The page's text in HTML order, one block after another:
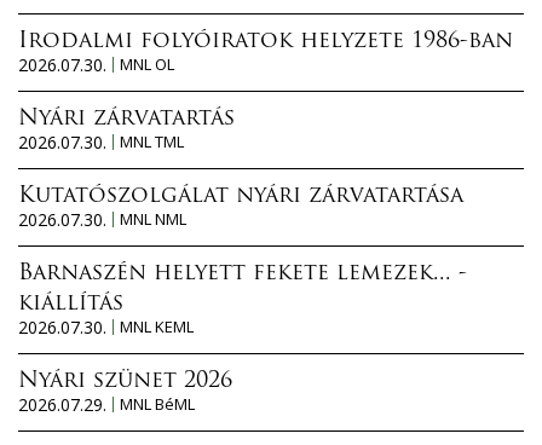
Irodalmi folyóiratok helyzete 1986-ban
2026.07.30.
MNL OL
Nyári zárvatartás
2026.07.30.
MNL TML
Kutatószolgálat nyári zárvatartása
2026.07.30.
MNL NML
Barnaszén helyett fekete lemezek... -
kiállítás
2026.07.30.
MNL KEML
Nyári szünet 2026
2026.07.29.
MNL BéML